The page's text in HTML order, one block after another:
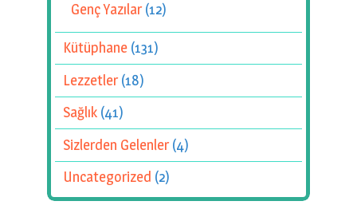
Genç Yazılar(12)
Kütüphane (131)
Lezzetler(18)
Sağlık (41)
Sizlerden Gelenler(4)
Uncategorized (2)